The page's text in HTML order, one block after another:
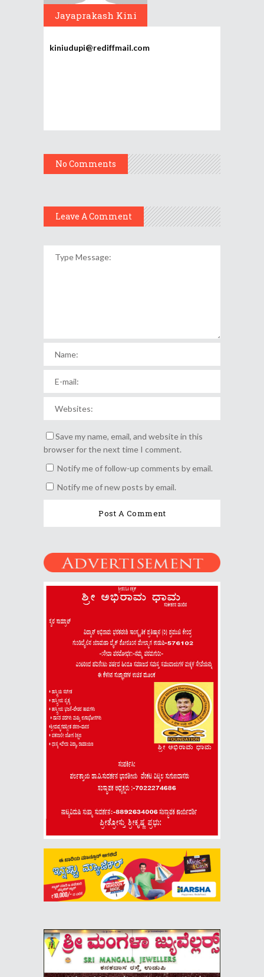
Jayaprakash Kini
kiniudupi@rediffmail.com
No Comments
Leave A Comment
Save my name, email, and website in this
browser for the next time I comment.
Notify me of follow-up comments by email.
Notify me of new posts by email.